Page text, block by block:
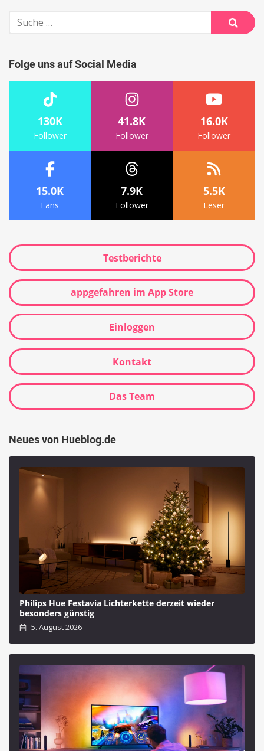
Suche
nach:
Suche
Folge uns auf Social Media
130K
Follower
41.8K
Follower
16.0K
Follower
15.0K
Fans
7.9K
Follower
5.5K
Leser
Testberichte
appgefahren im App Store
Einloggen
Kontakt
Das Team
Neues von Hueblog.de
Philips Hue Festavia Lichterkette derzeit wieder
besonders günstig
5. August 2026